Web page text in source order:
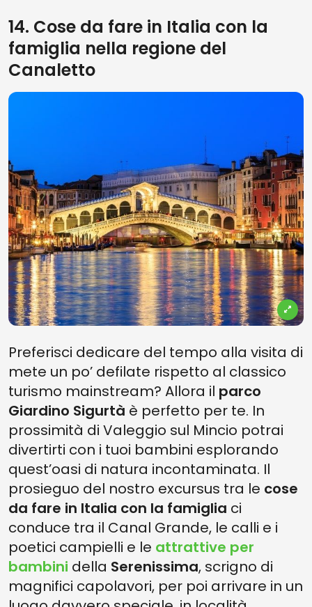
14. Cose da fare in Italia con la
famiglia nella regione del
Canaletto
Preferisci dedicare del tempo alla visita di
mete un po’ defilate rispetto al classico
turismo mainstream? Allora il parco
Giardino Sigurtà è perfetto per te. In
prossimità di Valeggio sul Mincio potrai
divertirti con i tuoi bambini esplorando
quest’oasi di natura incontaminata. Il
prosieguo del nostro excursus tra le cose
da fare in Italia con la famiglia ci
conduce tra il Canal Grande, le calli e i
poetici campielli e le attrattive per
bambini della Serenissima, scrigno di
magnifici capolavori, per poi arrivare in un